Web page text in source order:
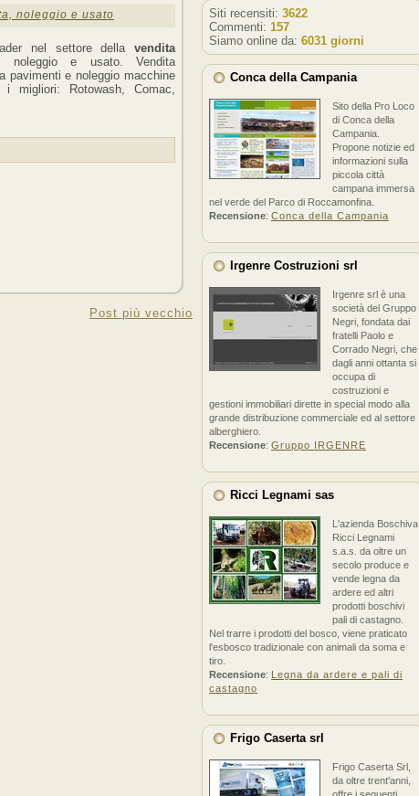
noleggio e usato
nel settore della vendita
noleggio e usato. Vendita
pavimenti e noleggio macchine
migliori: Rotowash, Comac,
Post più vecchio
Siti recensiti: 3622
Commenti: 157
Siamo online da: 6031 giorni
Conca della Campania
Sito della Pro Loco
di Conca della
Campania.
Propone notizie ed
informazioni sulla
piccola città
campana immersa
nel verde del Parco di Roccamonfina.
Recensione: Conca della Campania
Irgenre Costruzioni srl
Irgenre srl è una
società del Gruppo
Negri, fondata dai
fratelli Paolo e
Corrado Negri, che
dagli anni ottanta si
occupa di
costruzioni e
gestioni immobiliari dirette in special modo alla
grande distribuzione commerciale ed al settore
alberghiero.
Recensione: Gruppo IRGENRE
Ricci Legnami sas
L'azienda Boschiva
Ricci Legnami
s.a.s. da oltre un
secolo produce e
vende legna da
ardere ed altri
prodotti boschivi
pali di castagno.
Nel trarre i prodotti del bosco, viene praticato
l'esbosco tradizionale con animali da soma e
tiro.
Recensione: Legna da ardere e pali di
castagno
Frigo Caserta srl
Frigo Caserta Srl,
da oltre trent'anni,